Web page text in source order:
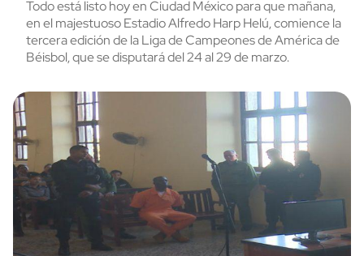
Todo está listo hoy en Ciudad México para que mañana,
en el majestuoso Estadio Alfredo Harp Helú, comience la
tercera edición de la Liga de Campeones de América de
Béisbol, que se disputará del 24 al 29 de marzo.